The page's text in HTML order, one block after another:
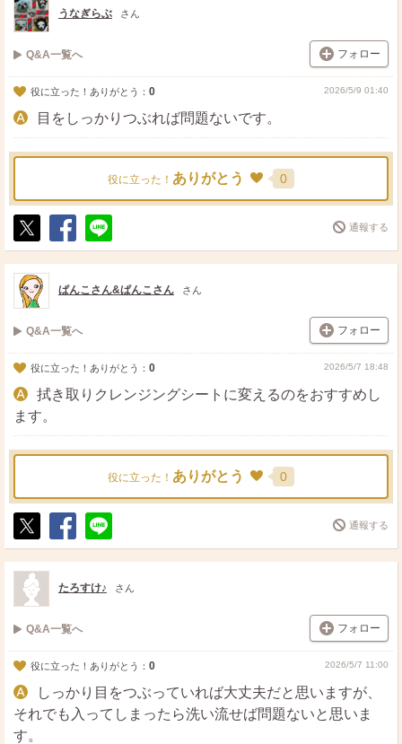
うなぎらぶ さん
Q&A一覧へ フォロー
役に立った！ありがとう： 0 2026/5/9 01:40
目をしっかりつぶれば問題ないです。
役に立った！ ありがとう 0
ポ
ス
ト
シ
ェ
送
る
通報する
ぱんこさん&ぱんこさん さん
Q&A一覧へ フォロー
役に立った！ありがとう： 0 2026/5/7 18:48
拭き取りクレンジングシートに変えるのをおすすめし
ます。
役に立った！ ありがとう 0
ポ
ス
ト
シ
ェ
送
る
通報する
たろすけ♪ さん
Q&A一覧へ フォロー
役に立った！ありがとう： 0 2026/5/7 11:00
しっかり目をつぶっていれば大丈夫だと思いますが、
それでも入ってしまったら洗い流せば問題ないと思いま
す。